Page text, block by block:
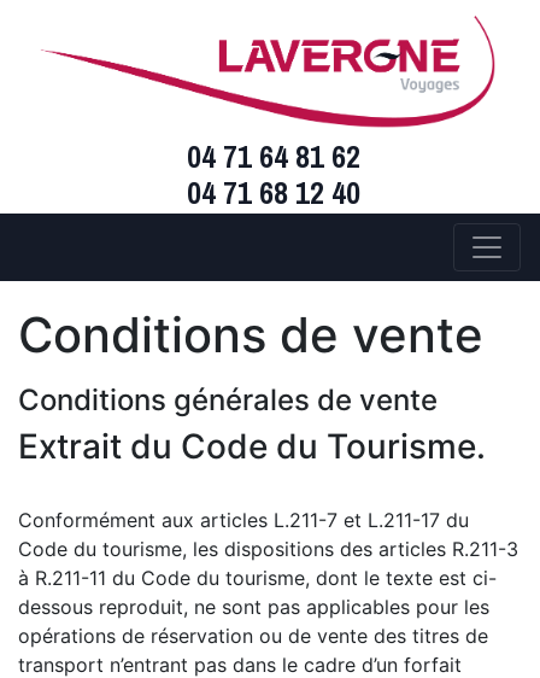
04 71 64 81 62
04 71 68 12 40
Conditions de vente
Conditions générales de vente
Extrait du Code du Tourisme.
Conformément aux articles L.211-7 et L.211-17 du
Code du tourisme, les dispositions des articles R.211-3
à R.211-11 du Code du tourisme, dont le texte est ci-
dessous reproduit, ne sont pas applicables pour les
opérations de réservation ou de vente des titres de
transport n’entrant pas dans le cadre d’un forfait